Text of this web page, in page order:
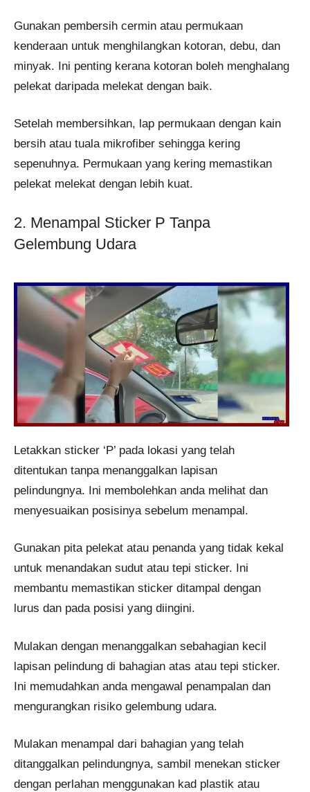
Gunakan pembersih cermin atau permukaan
kenderaan untuk menghilangkan kotoran, debu, dan
minyak. Ini penting kerana kotoran boleh menghalang
pelekat daripada melekat dengan baik.
Setelah membersihkan, lap permukaan dengan kain
bersih atau tuala mikrofiber sehingga kering
sepenuhnya. Permukaan yang kering memastikan
pelekat melekat dengan lebih kuat.
2. Menampal Sticker P Tanpa
Gelembung Udara
Letakkan sticker ‘P’ pada lokasi yang telah
ditentukan tanpa menanggalkan lapisan
pelindungnya. Ini membolehkan anda melihat dan
menyesuaikan posisinya sebelum menampal.
Gunakan pita pelekat atau penanda yang tidak kekal
untuk menandakan sudut atau tepi sticker. Ini
membantu memastikan sticker ditampal dengan
lurus dan pada posisi yang diingini.
Mulakan dengan menanggalkan sebahagian kecil
lapisan pelindung di bahagian atas atau tepi sticker.
Ini memudahkan anda mengawal penampalan dan
mengurangkan risiko gelembung udara.
Mulakan menampal dari bahagian yang telah
ditanggalkan pelindungnya, sambil menekan sticker
dengan perlahan menggunakan kad plastik atau